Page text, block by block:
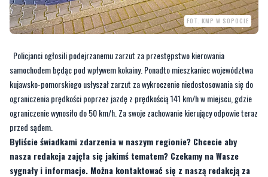
Policjanci ogłosili podejrzanemu zarzut za przestępstwo kierowania
samochodem będąc pod wpływem kokainy. Ponadto mieszkaniec województwa
ograniczenia prędkości poprzez jazdę z prędkością 141 km/h w miejscu, gdzie
ograniczenie wynosiło do 50 km/h. Za swoje zachowanie kierujący odpowie teraz
przed sądem.
Byliście świadkami zdarzenia w naszym regionie? Chcecie aby
nasza redakcja zajęła się jakimś tematem? Czekamy na Wasze
sygnały i informacje. Można kontaktować się z naszą redakcją za
pośrednictwemstrony facebookoweji mailowo:
redakcja@nadmorski24.pl. Dyżurujemy także pod numerem
telefonu 729 715 670.